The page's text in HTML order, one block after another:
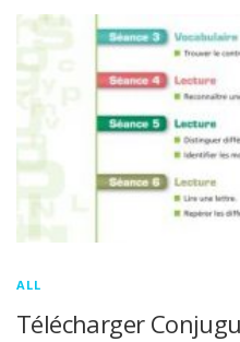
ALL
Télécharger